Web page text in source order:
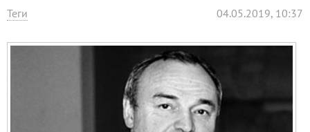
Теги 04.05.2019, 10:37